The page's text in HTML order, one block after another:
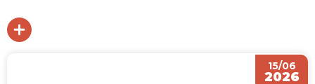
15/06
2026